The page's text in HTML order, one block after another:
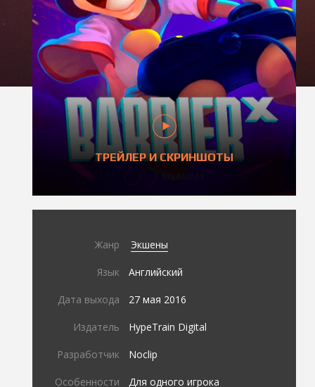
ТРЕЙЛЕР И СКРИНШОТЫ
Жанр Экшены
Язык Английский
Дата выхода 27 мая 2016
Издатель HypeTrain Digital
Разработчик Noclip
Особенности
Для одного игрока